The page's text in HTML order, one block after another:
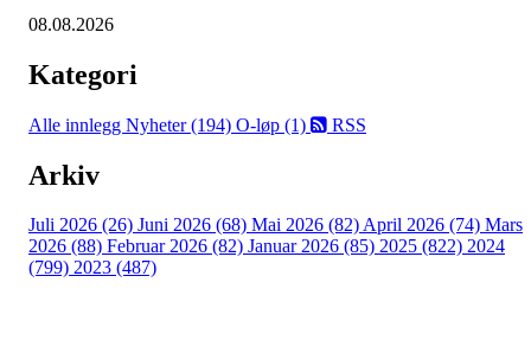
08.08.2026
Kategori
Alle innlegg Nyheter (194) O-løp (1) RSS
Arkiv
Juli 2026 (26) Juni 2026 (68) Mai 2026 (82)April 2026 (74) Mars
2026 (88) Februar 2026 (82) Januar 2026 (85) 2025 (822) 2024
(799) 2023 (487)